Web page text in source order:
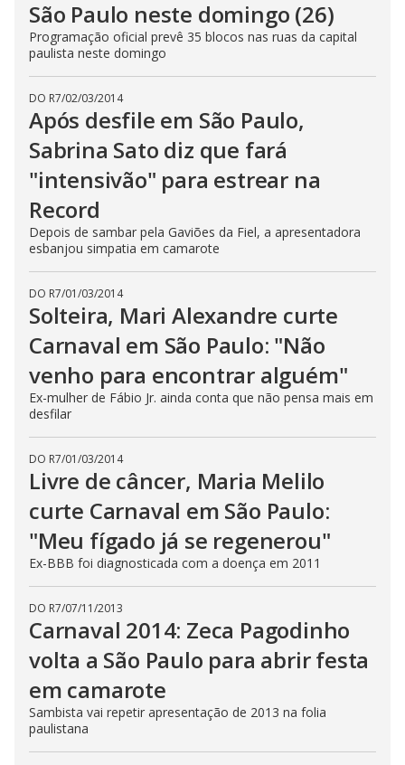
São Paulo neste domingo (26)
Programação oficial prevê 35 blocos nas ruas da capital
paulista neste domingo
DO R7/02/03/2014
Após desfile em São Paulo,
Sabrina Sato diz que fará
"intensivão" para estrear na
Record
Depois de sambar pela Gaviões da Fiel, a apresentadora
esbanjou simpatia em camarote
DO R7/01/03/2014
Solteira, Mari Alexandre curte
Carnaval em São Paulo: "Não
venho para encontrar alguém"
Ex-mulher de Fábio Jr. ainda conta que não pensa mais em
desfilar
DO R7/01/03/2014
Livre de câncer, Maria Melilo
curte Carnaval em São Paulo:
"Meu fígado já se regenerou"
Ex-BBB foi diagnosticada com a doença em 2011
DO R7/07/11/2013
Carnaval 2014: Zeca Pagodinho
volta a São Paulo para abrir festa
em camarote
Sambista vai repetir apresentação de 2013 na folia
paulistana